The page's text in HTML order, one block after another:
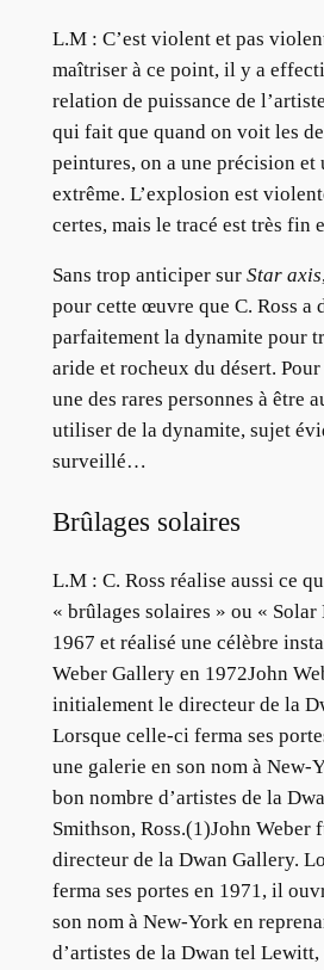
L.M : C’est violent et pas
maîtriser à ce point, il y a
relation de puissance de
qui fait que quand on voit les
peintures, on a une précision et
extrême. L’explosion est
certes, mais le tracé est très fin
Sans trop anticiper sur Star axis
pour cette œuvre que C. Ross a
parfaitement la dynamite pour
aride et rocheux du désert.
une des rares personnes à être
utiliser de la dynamite, sujet
surveillé…
Brûlages solaires
L.M : C. Ross réalise aussi ce
« brûlages solaires » ou « Solar
1967 et réalisé une célèbre
Weber Gallery en 1972John
initialement le directeur de la
Lorsque celle-ci ferma ses
une galerie en son nom à New-
bon nombre d’artistes de la
Smithson, Ross.(1)John Weber
directeur de la Dwan Gallery.
ferma ses portes en 1971, il
son nom à New-York en
d’artistes de la Dwan tel Lewitt,